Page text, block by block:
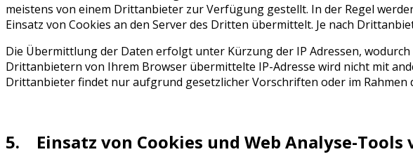
meistens von einem Drittanbieter zur Verfügung gestellt. In der Regel
Einsatz von Cookies an den Server des Dritten übermittelt. Je nach
Die Übermittlung der Daten erfolgt unter Kürzung der IP Adressen,
Drittanbietern von Ihrem Browser übermittelte IP-Adresse wird nicht mit
Drittanbieter findet nur aufgrund gesetzlicher Vorschriften oder im
5. Einsatz von Cookies und Web Analyse-Tools